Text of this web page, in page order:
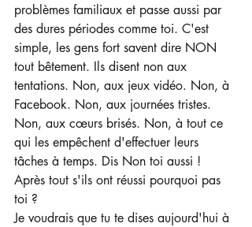
problèmes familiaux et passe aussi par
des dures périodes comme toi. C'est
simple, les gens fort savent dire NON
tout bêtement. Ils disent non aux
tentations. Non, aux jeux vidéo. Non, à
Facebook. Non, aux journées tristes.
Non, aux cœurs brisés. Non, à tout ce
qui les empêchent d'effectuer leurs
tâches à temps. Dis Non toi aussi !
Après tout s'ils ont réussi pourquoi pas
toi ?
Je voudrais que tu te dises aujourd'hui à